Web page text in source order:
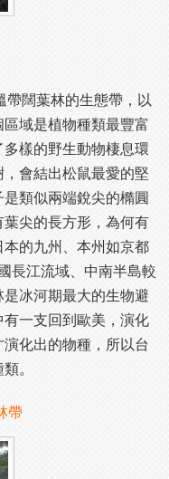
闊葉林的生態帶，以
域是植物種類最豐富
樣的野生動物棲息環
會結出松鼠最愛的堅
類似兩端銳尖的橢圓
尖的長方形，為何有
的九州、本州如京都
長江流域、中南半島較
冰河期最大的生物避
一支回到歐美，演化
化出的物種，所以台
。
帶